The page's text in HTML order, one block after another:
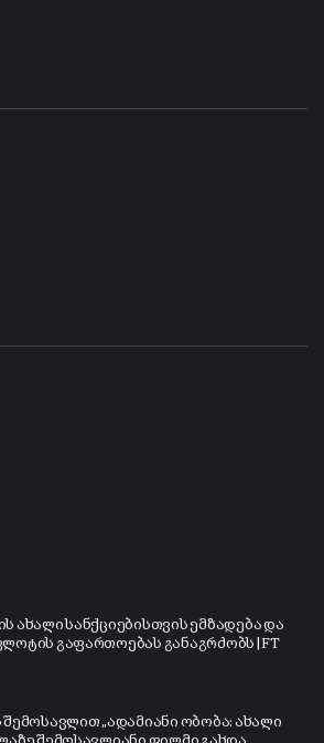
ახალი სანქციებისთვის ემზადება და
გაფართოებას განაგრძობს | FT
შემოსავლით „ადამიანი ობობა: ახალი